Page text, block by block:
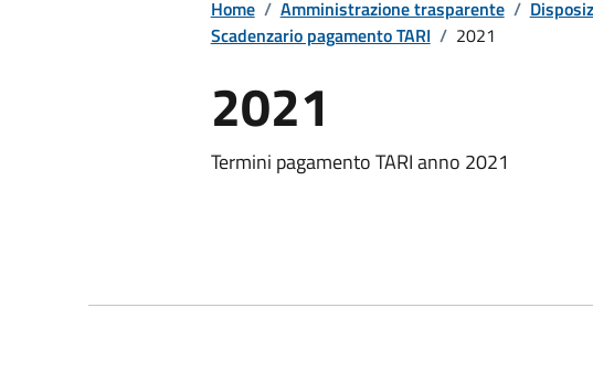
Home / Amministrazione trasparente /
Scadenzario pagamento TARI / 2021
2021
Termini pagamento TARI anno 2021